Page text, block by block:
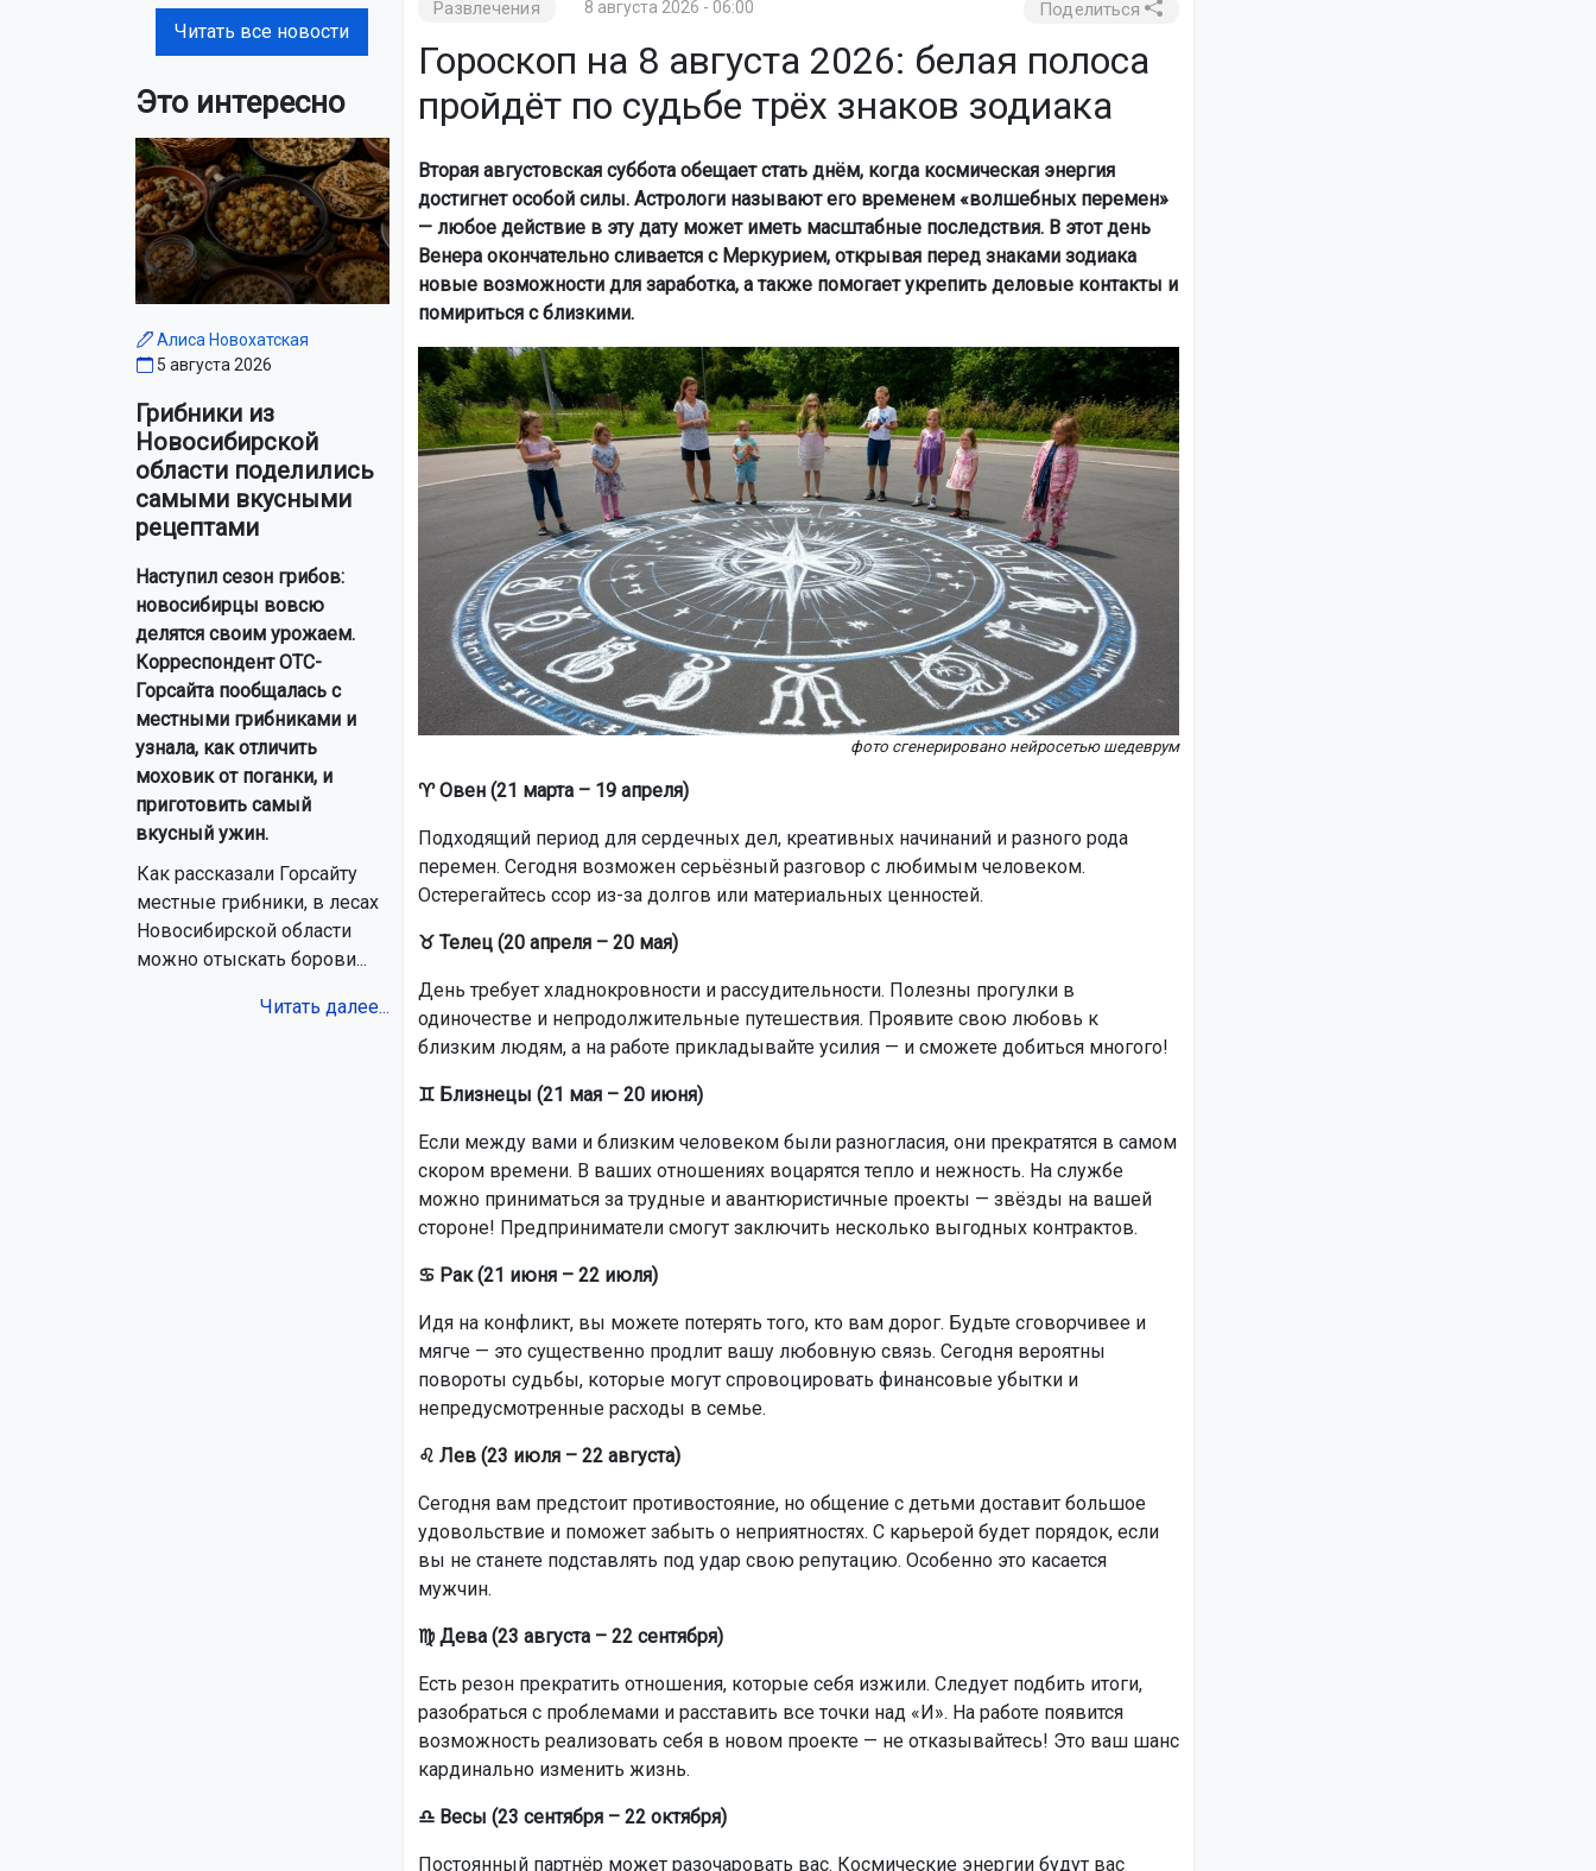
Читать все новости
Это интересно
Алиса Новохатская
5 августа 2026
Грибники из
Новосибирской
области поделились
самыми вкусными
рецептами
Наступил сезон грибов:
новосибирцы вовсю
делятся своим урожаем.
Корреспондент ОТС-
Горсайта пообщалась с
местными грибниками и
узнала, как отличить
моховик от поганки, и
приготовить самый
вкусный ужин.
Как рассказали Горсайту
местные грибники, в лесах
Новосибирской области
можно отыскать борови...
Читать далее...
Развлечения 8 августа 2026 - 06:00 Поделиться
Гороскоп на 8 августа 2026: белая полоса
пройдёт по судьбе трёх знаков зодиака
Вторая августовская суббота обещает стать днём, когда космическая энергия
достигнет особой силы. Астрологи называют его временем «волшебных перемен»
— любое действие в эту дату может иметь масштабные последствия. В этот день
Венера окончательно сливается с Меркурием, открывая перед знаками зодиака
новые возможности для заработка, а также помогает укрепить деловые контакты и
помириться с близкими.
фото сгенерировано нейросетью шедеврум
♈ Овен (21 марта – 19 апреля)
Подходящий период для сердечных дел, креативных начинаний и разного рода
перемен. Сегодня возможен серьёзный разговор с любимым человеком.
Остерегайтесь ссор из-за долгов или материальных ценностей.
♉ Телец (20 апреля – 20 мая)
День требует хладнокровности и рассудительности. Полезны прогулки в
одиночестве и непродолжительные путешествия. Проявите свою любовь к
близким людям, а на работе прикладывайте усилия — и сможете добиться многого!
♊ Близнецы (21 мая – 20 июня)
Если между вами и близким человеком были разногласия, они прекратятся в самом
скором времени. В ваших отношениях воцарятся тепло и нежность. На службе
можно приниматься за трудные и авантюристичные проекты — звёзды на вашей
стороне! Предприниматели смогут заключить несколько выгодных контрактов.
♋ Рак (21 июня – 22 июля)
Идя на конфликт, вы можете потерять того, кто вам дорог. Будьте сговорчивее и
мягче — это существенно продлит вашу любовную связь. Сегодня вероятны
повороты судьбы, которые могут спровоцировать финансовые убытки и
непредусмотренные расходы в семье.
♌ Лев (23 июля – 22 августа)
Сегодня вам предстоит противостояние, но общение с детьми доставит большое
удовольствие и поможет забыть о неприятностях. С карьерой будет порядок, если
вы не станете подставлять под удар свою репутацию. Особенно это касается
мужчин.
♍ Дева (23 августа – 22 сентября)
Есть резон прекратить отношения, которые себя изжили. Следует подбить итоги,
разобраться с проблемами и расставить все точки над «И». На работе появится
возможность реализовать себя в новом проекте — не отказывайтесь! Это ваш шанс
кардинально изменить жизнь.
♎ Весы (23 сентября – 22 октября)
Постоянный партнёр может разочаровать вас. Космические энергии будут вас